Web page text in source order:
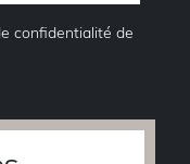
confidentialité de